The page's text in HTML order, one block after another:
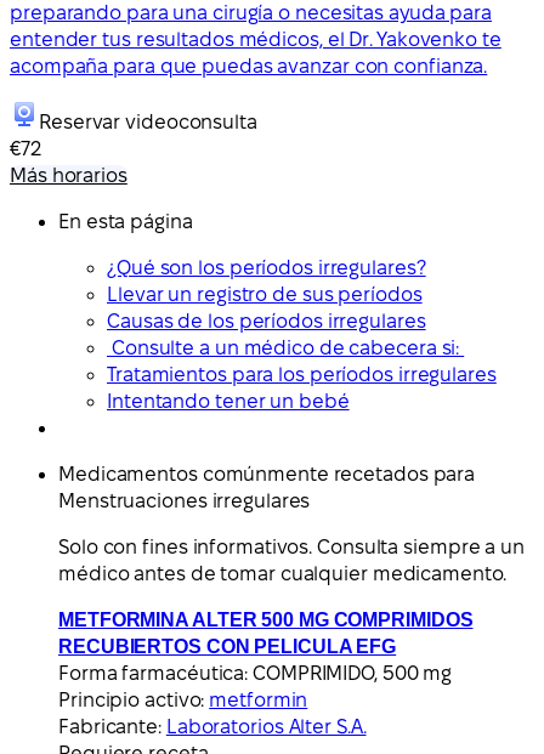
preparando para una cirugía o necesitas ayuda para
entender tus resultados médicos, el Dr. Yakovenko te
acompaña para que puedas avanzar con confianza.
Reservar videoconsulta
€72
Más horarios
En esta página
¿Qué son los períodos irregulares?
Llevar un registro de sus períodos
Causas de los períodos irregulares
Consulte a un médico de cabecera si:
Tratamientos para los períodos irregulares
Intentando tener un bebé
Medicamentos comúnmente recetados para
Menstruaciones irregulares
Solo con fines informativos. Consulta siempre a un
médico antes de tomar cualquier medicamento.
METFORMINA ALTER 500 MG COMPRIMIDOS
RECUBIERTOS CON PELICULA EFG
Forma farmacéutica: COMPRIMIDO, 500 mg
Principio activo: metformin
Fabricante: Laboratorios Alter S.A.